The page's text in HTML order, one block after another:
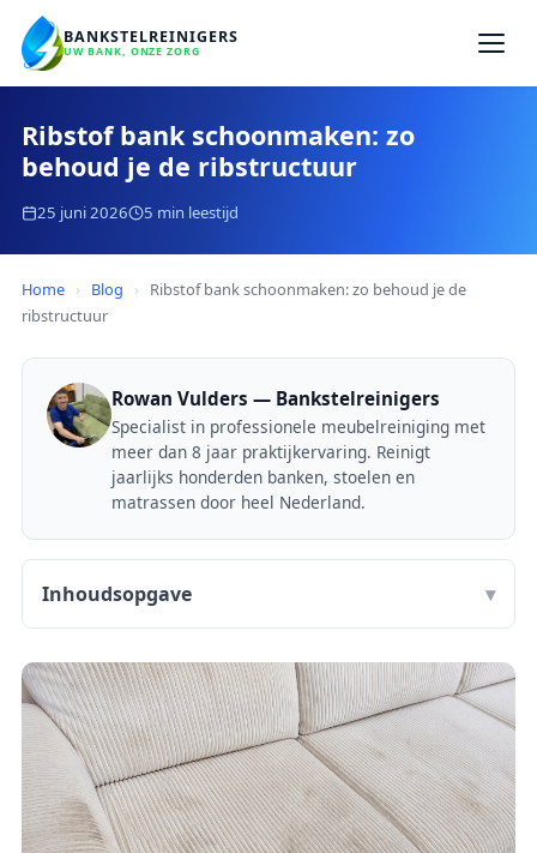
BANKSTELREINIGERS
UW BANK, ONZE ZORG
Ribstof bank schoonmaken: zo
behoud je de ribstructuur
25 juni 2026 5 min leestijd
Home › Blog ›
Ribstof bank schoonmaken: zo behoud je de
ribstructuur
Rowan Vulders — Bankstelreinigers
Specialist in professionele meubelreiniging met
meer dan 8 jaar praktijkervaring. Reinigt
jaarlijks honderden banken, stoelen en
matrassen door heel Nederland.
Inhoudsopgave